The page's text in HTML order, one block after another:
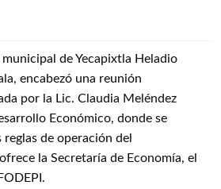
municipal de Yecapixtla Heladio
encabezó una reunión
por la Lic. Claudia Meléndez
Económico, donde se
de operación del
la Secretaría de Economía, el